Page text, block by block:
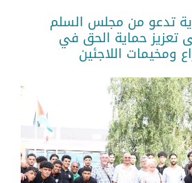
تدعو من مجلس السلم
تعزيز حماية الحق في
ومخيمات اللاجئين